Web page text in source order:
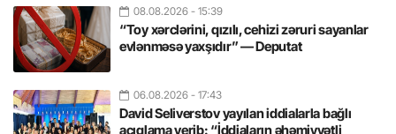
08.08.2026 - 15:39
“Toy xərclərini, qızılı, cehizi zəruri sayanlar
evlənməsə yaxşıdır” — Deputat
06.08.2026 - 17:43
David Seliverstov yayılan iddialarla bağlı
açıqlama verib: “İddiaların əhəmiyyətli